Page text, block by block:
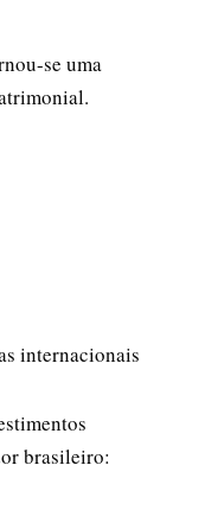
se uma
internacionais
brasileiro: